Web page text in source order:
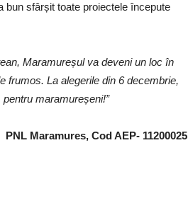
sfârșit toate proiectele începute
Maramureșul va deveni un loc în
frumos. La alegerile din 6 decembrie,
maramureșeni!”
PNL Maramures, Cod AEP- 11200025